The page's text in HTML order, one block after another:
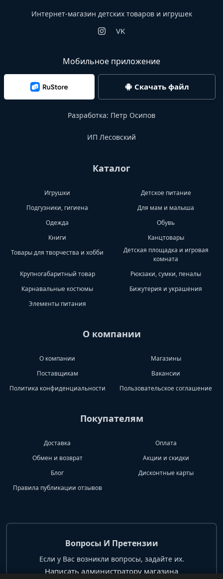
Интернет-магазин детских товаров и игрушек
VK
Мобильное приложение
Скачать файл
Разработка: Петр Осипов
ИП Лесовский
Каталог
Игрушки
Детское питание
Подгузники, гигиена
Для мам и малыша
Одежда
Обувь
Книги
Канцтовары
Товары для творчества и хобби
Детская площадка и игровая
комната
Крупногабаритный товар
Рюкзаки, сумки, пеналы
Карнавальные костюмы
Бижутерия и украшения
Элементы питания
О компании
О компании
Магазины
Поставщикам
Вакансии
Политика конфиденциальности
Пользовательское соглашение
Покупателям
Доставка
Оплата
Обмен и возврат
Акции и скидки
Блог
Дисконтные карты
Правила публикации отзывов
Вопросы И Претензии
Если у Вас возникли вопросы, задайте их.
Написать администратору магазина